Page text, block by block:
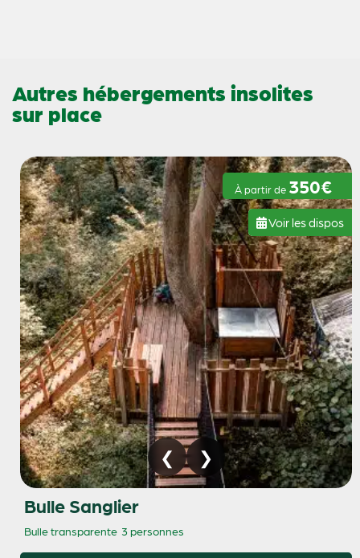
Autres hébergements insolites
sur place
À partir de 350€
Voir les dispos
Bulle Sanglier
Bulle transparente 3 personnes